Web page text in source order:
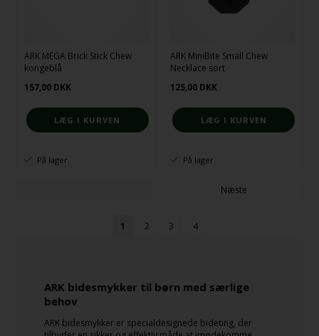
ARK MEGA Brick Stick Chew
kongeblå
157,00 DKK
På lager
ARK MiniBite Small Chew
Necklace sort
125,00 DKK
På lager
Næste
1 2 3 4
ARK bidesmykker til børn med særlige
behov
ARK bidesmykker er specialdesignede bideting, der